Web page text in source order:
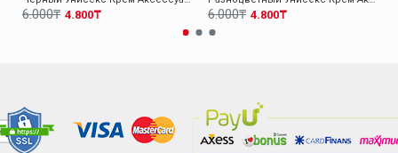
4.800₸
6.000₸ 4.800₸
6.000₸